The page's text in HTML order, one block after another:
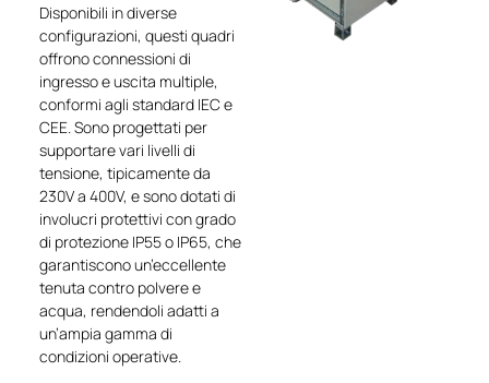
Disponibili in diverse
configurazioni, questi quadri
offrono connessioni di
ingresso e uscita multiple,
conformi agli standard IEC e
CEE. Sono progettati per
supportare vari livelli di
tensione, tipicamente da
230V a 400V, e sono dotati di
involucri protettivi con grado
di protezione IP55 o IP65, che
garantiscono un’eccellente
tenuta contro polvere e
acqua, rendendoli adatti a
un’ampia gamma di
condizioni operative.